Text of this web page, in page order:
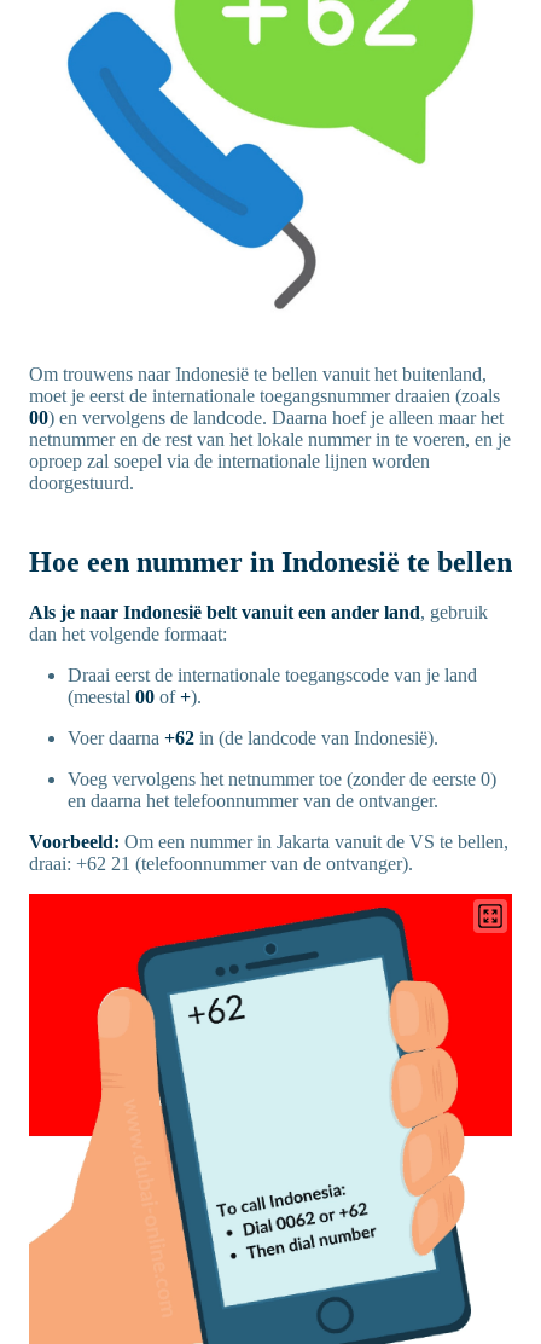
Om trouwens naar Indonesië te bellen vanuit het buitenland,
moet je eerst de internationale toegangsnummer draaien (zoals
00) en vervolgens de landcode. Daarna hoef je alleen maar het
netnummer en de rest van het lokale nummer in te voeren, en je
oproep zal soepel via de internationale lijnen worden
doorgestuurd.
Hoe een nummer in Indonesië te bellen
Als je naar Indonesië belt vanuit een ander land, gebruik
dan het volgende formaat:
Draai eerst de internationale toegangscode van je land
(meestal 00 of+).
Voer daarna +62 in (de landcode van Indonesië).
Voeg vervolgens het netnummer toe (zonder de eerste 0)
en daarna het telefoonnummer van de ontvanger.
Voorbeeld: Om een nummer in Jakarta vanuit de VS te bellen,
draai: +62 21 (telefoonnummer van de ontvanger).